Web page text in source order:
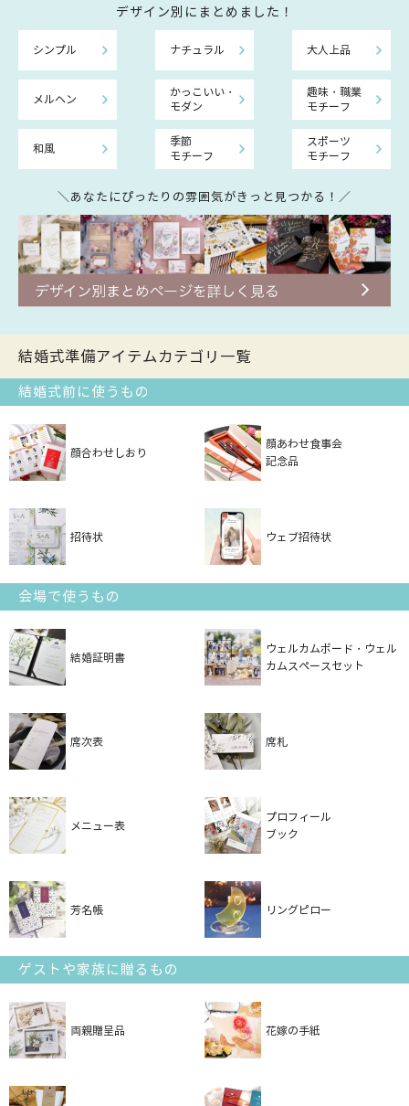
デザイン別にまとめました！
シンプル ナチュラル 大人上品
メルヘン
かっこいい・
モダン
趣味・職業
モチーフ
和風
季節
モチーフ
スポーツ
モチーフ
＼あなたにぴったりの雰囲気がきっと見つかる！／
結婚式準備アイテムカテゴリ一覧
結婚式前に使うもの
顔合わせしおり
顔あわせ食事会
記念品
招待状 ウェブ招待状
会場で使うもの
結婚証明書
ウェルカムボード・ウェル
カムスペースセット
席次表 席札
メニュー表
プロフィール
ブック
芳名帳 リングピロー
ゲストや家族に贈るもの
両親贈呈品 花嫁の手紙